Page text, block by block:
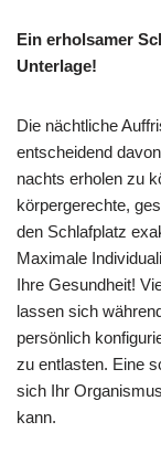
Ein erholsamer
Unterlage!
Die nächtliche
entscheidend
nachts erholen zu
körpergerechte,
den Schlafplatz
Maximale
Ihre Gesundheit!
lassen sich
persönlich
zu entlasten. Eine
sich Ihr
kann.